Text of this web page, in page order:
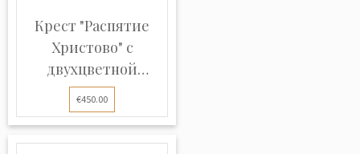
Крест "Распятие
Христово" с
двухцветной
эмаль...
€450.00